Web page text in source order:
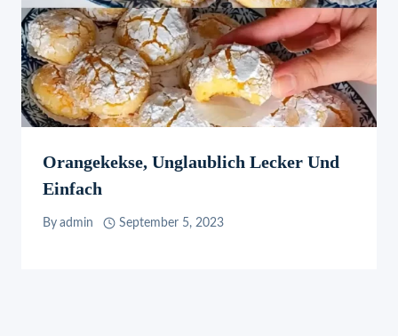
Orangekekse, Unglaublich Lecker Und
Einfach
By admin September 5, 2023